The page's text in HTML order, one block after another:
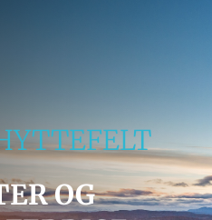
OG